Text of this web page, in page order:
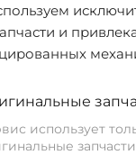
и
использует
запчасти